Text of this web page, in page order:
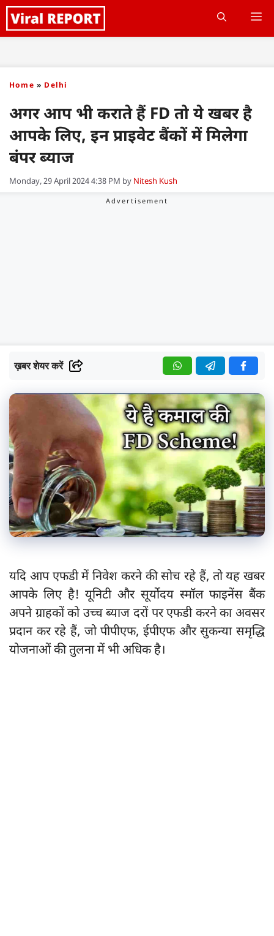
Skip
to
Home » Delhi
अगर आप भी कराते हैं FD तो ये खबर है
आपके लिए, इन प्राइवेट बैंकों में मिलेगा
बंपर ब्याज
Monday, 29 April 2024 4:38 PM by Nitesh Kush
ख़बर शेयर करें
यदि आप एफडी में निवेश करने की सोच रहे हैं, तो यह खबर
आपके लिए है! यूनिटी और सूर्योदय स्मॉल फाइनेंस बैंक
अपने ग्राहकों को उच्च ब्याज दरों पर एफडी करने का अवसर
प्रदान कर रहे हैं, जो पीपीएफ, ईपीएफ और सुकन्या समृद्धि
योजनाओं की तुलना में भी अधिक है।